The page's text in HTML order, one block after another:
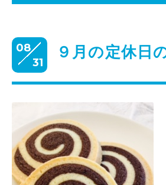
08
31
９月の定休日